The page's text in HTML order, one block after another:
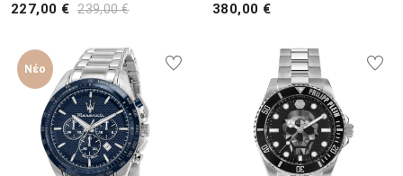
227,00 € 239,00 €
380,00 €
Νέο